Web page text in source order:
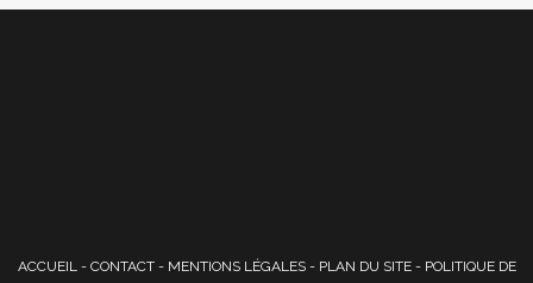
ACCUEIL- CONTACT- MENTIONS LÉGALES- PLAN DU SITE- POLITIQUE DE